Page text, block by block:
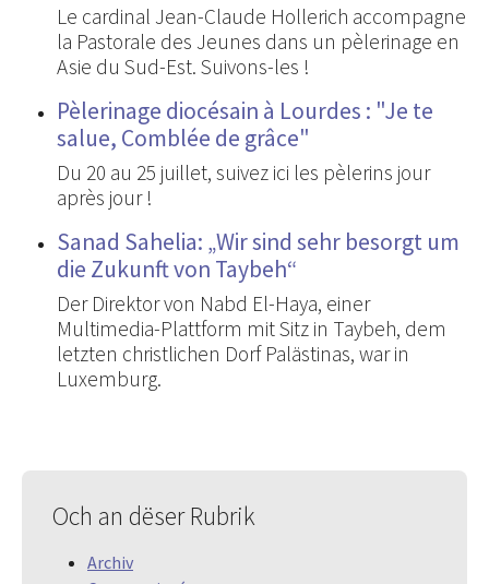
Le cardinal Jean-Claude Hollerich accompagne
la Pastorale des Jeunes dans un pèlerinage en
Asie du Sud-Est. Suivons-les !
Pèlerinage diocésain à Lourdes : "Je te
salue, Comblée de grâce"
Du 20 au 25 juillet, suivez ici les pèlerins jour
après jour !
Sanad Sahelia: „Wir sind sehr besorgt um
die Zukunft von Taybeh“
Der Direktor von Nabd El-Haya, einer
Multimedia-Plattform mit Sitz in Taybeh, dem
letzten christlichen Dorf Palästinas, war in
Luxemburg.
Och an dëser Rubrik
Archiv